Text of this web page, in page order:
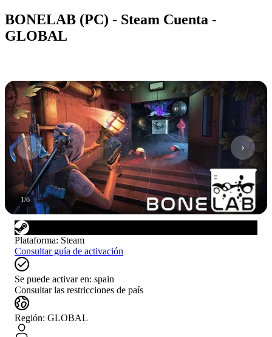
BONELAB (PC) - Steam Cuenta -
GLOBAL
1/6
Plataforma: Steam
Consultar guía de activación
Se puede activar en: spain
Consultar las restricciones de país
Región: GLOBAL